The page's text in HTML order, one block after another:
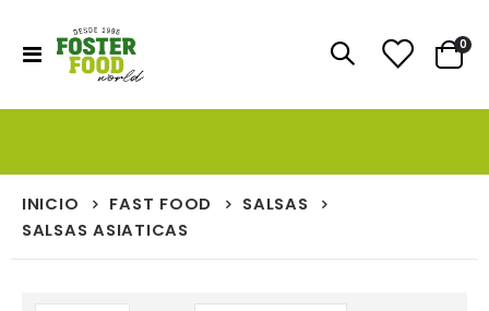
Toggle
Cart
0
INICIO FAST FOOD
SALSAS
SALSAS ASIATICAS